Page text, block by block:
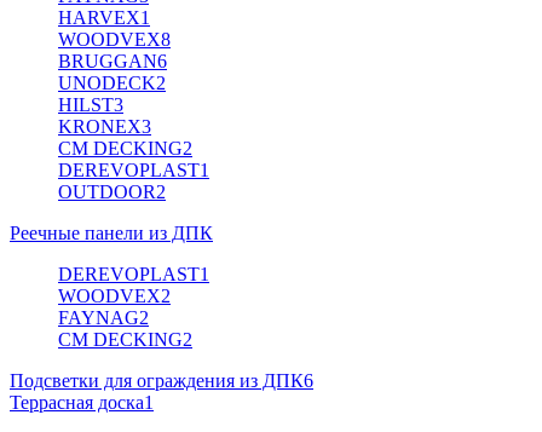
HARVEX1
WOODVEX8
BRUGGAN6
UNODECK2
HILST3
KRONEX3
CM DECKING2
DEREVOPLAST1
OUTDOOR2
Реечные панели из ДПК
DEREVOPLAST1
WOODVEX2
FAYNAG2
CM DECKING2
Подсветки для ограждения из ДПК6
Террасная доска1